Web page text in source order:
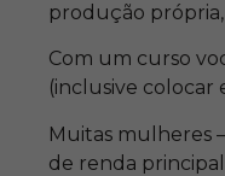
produção
Com um curso
(inclusive colocar
Muitas mulheres
de renda